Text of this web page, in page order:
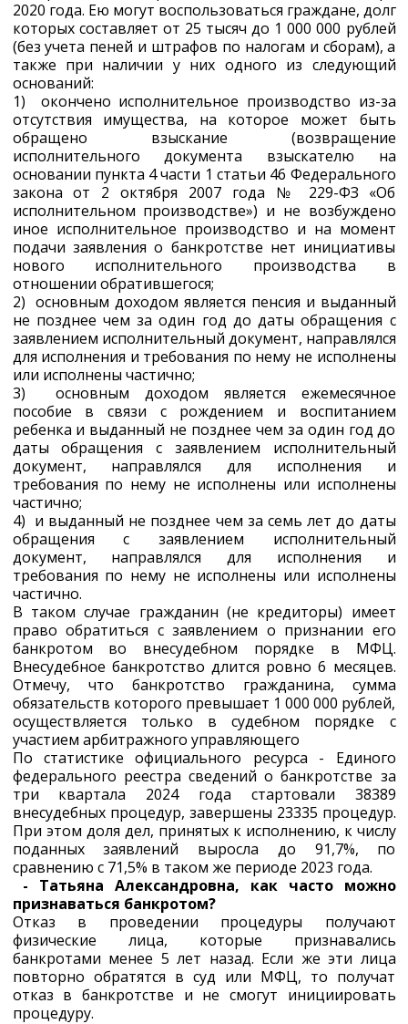
2020 года. Ею могут воспользоваться граждане, долг
которых составляет от 25 тысяч до 1 000 000 рублей
(без учета пеней и штрафов по налогам и сборам), а
также при наличии у них одного из следующий
оснований:
1) окончено исполнительное производство из-за
отсутствия имущества, на которое может быть
обращено взыскание (возвращение
исполнительного документа взыскателю на
основании пункта 4 части 1 статьи 46 Федерального
закона от 2 октября 2007 года № 229-ФЗ «Об
исполнительном производстве») и не возбуждено
иное исполнительное производство и на момент
подачи заявления о банкротстве нет инициативы
нового исполнительного производства в
отношении обратившегося;
2) основным доходом является пенсия и выданный
не позднее чем за один год до даты обращения с
заявлением исполнительный документ, направлялся
для исполнения и требования по нему не исполнены
или исполнены частично;
3) основным доходом является ежемесячное
пособие в связи с рождением и воспитанием
ребенка и выданный не позднее чем за один год до
даты обращения с заявлением исполнительный
документ, направлялся для исполнения и
требования по нему не исполнены или исполнены
частично;
4) и выданный не позднее чем за семь лет до даты
обращения с заявлением исполнительный
документ, направлялся для исполнения и
требования по нему не исполнены или исполнены
частично.
В таком случае гражданин (не кредиторы) имеет
право обратиться с заявлением о признании его
банкротом во внесудебном порядке в МФЦ.
Внесудебное банкротство длится ровно 6 месяцев.
Отмечу, что банкротство гражданина, сумма
обязательств которого превышает 1 000 000 рублей,
осуществляется только в судебном порядке с
участием арбитражного управляющего
По статистике официального ресурса - Единого
федерального реестра сведений о банкротстве за
три квартала 2024 года стартовали 38389
внесудебных процедур, завершены 23335 процедур.
При этом доля дел, принятых к исполнению, к числу
поданных заявлений выросла до 91,7%, по
сравнению с 71,5% в таком же периоде 2023 года.
- Татьяна Александровна, как часто можно
признаваться банкротом?
Отказ в проведении процедуры получают
физические лица, которые признавались
банкротами менее 5 лет назад. Если же эти лица
повторно обратятся в суд или МФЦ, то получат
отказ в банкротстве и не смогут инициировать
процедуру.